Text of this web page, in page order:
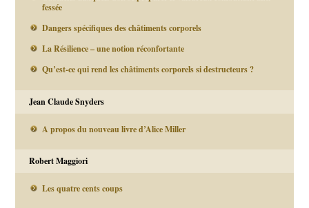
fessée
Dangers spécifiques des châtiments corporels
La Résilience – une notion réconfortante
Qu’est-ce qui rend les châtiments corporels si destructeurs ?
Jean Claude Snyders
A propos du nouveau livre d’Alice Miller
Robert Maggiori
Les quatre cents coups